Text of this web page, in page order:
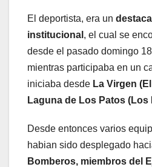
El deportista, era un
institucional , el cual se
desde el pasado domingo
mientras participaba en un
iniciaba desde La Virgen
Laguna de Los Patos (Los
Desde entonces varios
habian sido desplegado
Bomberos, miembros del